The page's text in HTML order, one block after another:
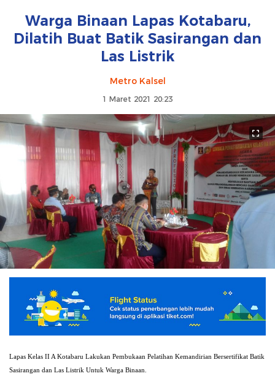
Warga Binaan Lapas Kotabaru,
Dilatih Buat Batik Sasirangan dan
Las Listrik
Metro Kalsel
1 Maret 2021 20:23
Lapas Kelas II A Kotabaru Lakukan Pembukaan Pelatihan Kemandirian Bersertifikat Batik
Sasirangan dan Las Listrik Untuk Warga Binaan.